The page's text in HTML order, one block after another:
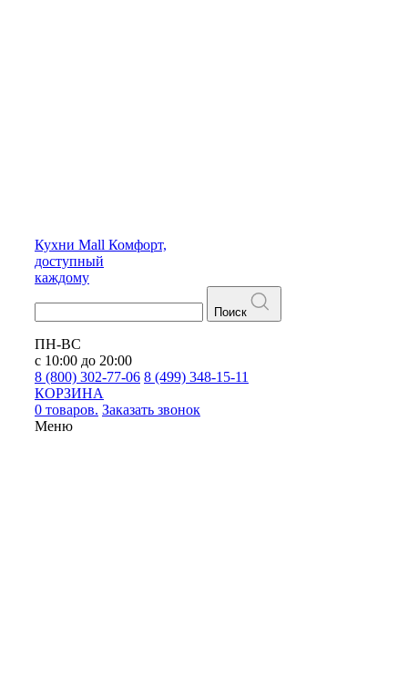
Кухни Mall Комфорт,
доступный
каждому
Поиск
ПН-ВС
с 10:00 до 20:00
8 (800) 302-77-06 8 (499) 348-15-11
КОРЗИНА
0 товаров. Заказать звонок
Меню